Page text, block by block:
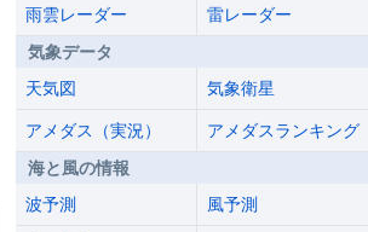
雨雲レーダー
雷レーダー
気象データ
天気図
気象衛星
アメダス（実況）
アメダスランキング
海と風の情報
波予測
風予測